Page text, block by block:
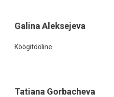
Galina Aleksejeva
Köögitööline
Tatiana Gorbacheva